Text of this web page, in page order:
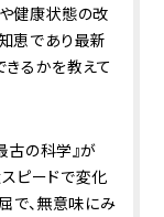
健康状態の改
恵であり最新
きるかを教えて
古の科学』が
スピードで変化
で、無意味にみ